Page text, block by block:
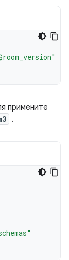
примените
.